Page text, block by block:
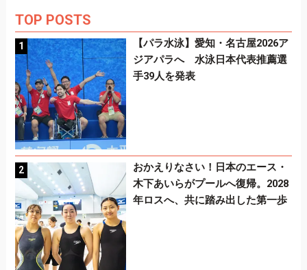
TOP POSTS
【パラ水泳】愛知・名古屋2026ア
ジアパラへ 水泳日本代表推薦選
手39人を発表
おかえりなさい！日本のエース・
木下あいらがプールへ復帰。2028
年ロスへ、共に踏み出した第一歩